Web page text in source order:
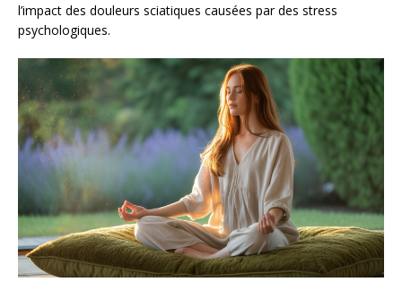
l’impact des douleurs sciatiques causées par des stress
psychologiques.